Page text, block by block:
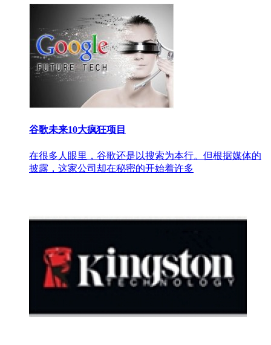
谷歌未来10大疯狂项目
在很多人眼里，谷歌还是以搜索为本行。但根据媒体的
披露，这家公司却在秘密的开始着许多